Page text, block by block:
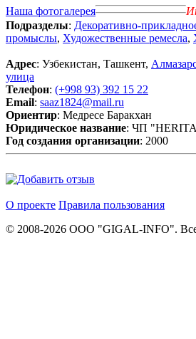
Наша фотогалерея
Подразделы: Декоративно-
промыслы, Художественные ремесла,
Адрес: Узбекистан, Ташкент,
улица
Телефон: (+998 93) 392 15 22
Email: saaz1824@mail.ru
Ориентир: Медресе Баракхан
Юридическое название: ЧП
Год создания организации: 2000
О проекте Правила пользования
© 2008-2026 ООО "GIGAL-INFO".